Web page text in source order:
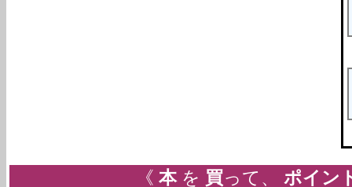
《本を 買って、ポイン